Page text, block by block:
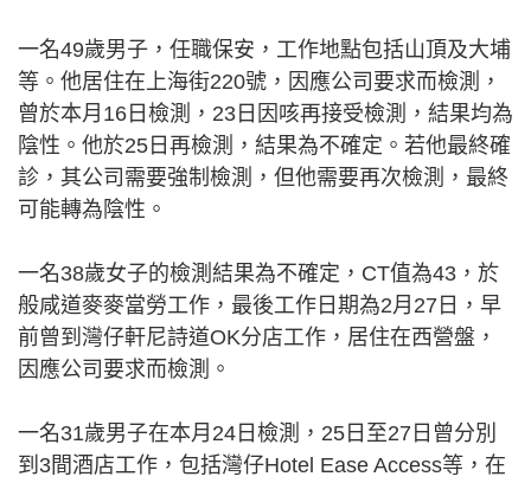
一名49歲男子，任職保安，工作地點包括山頂及大埔
等。他居住在上海街220號，因應公司要求而檢測，
曾於本月16日檢測，23日因咳再接受檢測，結果均為
陰性。他於25日再檢測，結果為不確定。若他最終確
診，其公司需要強制檢測，但他需要再次檢測，最終
可能轉為陰性。
一名38歲女子的檢測結果為不確定，CT值為43，於
般咸道麥麥當勞工作，最後工作日期為2月27日，早
前曾到灣仔軒尼詩道OK分店工作，居住在西營盤，
因應公司要求而檢測。
一名31歲男子在本月24日檢測，25日至27日曾分別
到3間酒店工作，包括灣仔Hotel Ease Access等，在